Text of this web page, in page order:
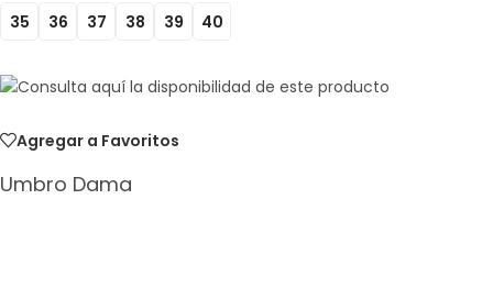
35 36 37 38 39 40
Agregar a Favoritos
Umbro Dama